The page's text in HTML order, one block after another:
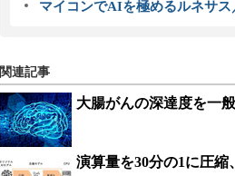
マイコンでAIを極めるルネサ
関連記事
大腸がんの深達度を一
演算量を30分の1に圧